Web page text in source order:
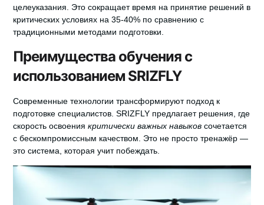
целеуказания. Это сокращает время на принятие решений в
критических условиях на 35-40% по сравнению с
традиционными методами подготовки.
Преимущества обучения с
использованием SRIZFLY
Современные технологии трансформируют подход к
подготовке специалистов.SRIZFLY предлагает решения, где
скорость освоениякритически важных навыков сочетается
с бескомпромиссным качеством. Это не просто тренажёр —
это система, которая учит побеждать.